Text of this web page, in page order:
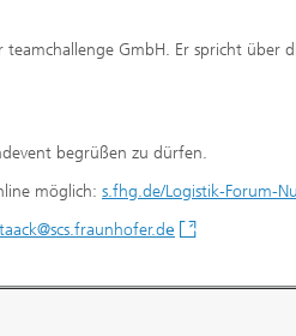
teamchallenge GmbH. Er spricht über
begrüßen zu dürfen.
möglich: s.fhg.de/Logistik-Forum-
e